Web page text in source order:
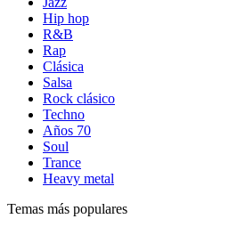
Hip hop
R&B
Rap
Clásica
Salsa
Rock clásico
Techno
Años 70
Soul
Trance
Heavy metal
Temas más populares